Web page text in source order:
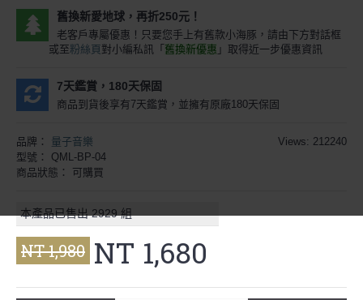
舊換新愛地球，再折250元！
老客戶專屬優惠！只要您手上有舊款小海豚，請由下方對話框
或至粉絲頁對小編私訊「舊換新優惠 」取得近一步優惠資訊
7天鑑賞，180天保固
商品到貨後享有7天鑑賞，並擁有原廠180天保固
Views: 212240
品牌：
量子音樂
型號： QML-BP-04
商品狀態： 可購買
本產品已售出2929組
NT 1,980 NT 1,680